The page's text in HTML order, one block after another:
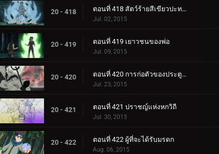
20 - 418 ตอนที่ 418 สัตว์ร้ายสีเขียวปะทะมาดาระหกวิถี
Jul. 02, 2015
20 - 419 ตอนที่ 419 เยาวชนของพ่อ
Jul. 09, 2015
20 - 420 ตอนที่ 420 การก่อตัวของประตูด้านในทั้งแปด
Jul. 23, 2015
20 - 421 ตอนที่ 421 ปราชญ์แห่งหกวิถี
Jul. 30, 2015
20 - 422 ตอนที่ 422 ผู้ที่จะได้รับมรดก
Aug. 06, 2015